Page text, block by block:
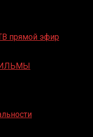
прямой эфир